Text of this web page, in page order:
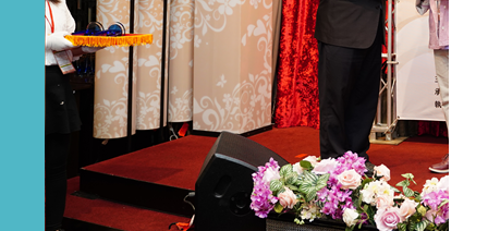
114年專任專業輔導人員(社會工作師)錄取公告
2026-01-16
本縣學生輔導諮商中心主任及副主任遴聘結果公告
2026-01-16
114年專案行政助理錄取公告